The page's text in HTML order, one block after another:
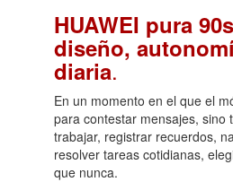
HUAWEI pura
diseño,
diaria.
En un momento en el que el
para contestar mensajes, sino
trabajar, registrar recuerdos,
resolver tareas cotidianas,
que nunca.